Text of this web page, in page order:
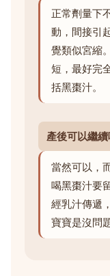
正常劑量下
動，間接引
覺類似宮縮
短，最好完
括黑棗汁。
產後可以繼
當然可以，
喝黑棗汁要
經乳汁傳遞
寶寶是沒問